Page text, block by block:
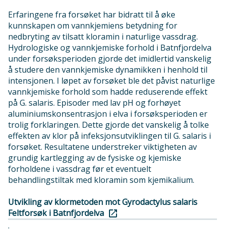
Erfaringene fra forsøket har bidratt til å øke
kunnskapen om vannkjemiens betydning for
nedbryting av tilsatt kloramin i naturlige vassdrag.
Hydrologiske og vannkjemiske forhold i Batnfjordelva
under forsøksperioden gjorde det imidlertid vanskelig
å studere den vannkjemiske dynamikken i henhold til
intensjonen. I løpet av forsøket ble det påvist naturlige
vannkjemiske forhold som hadde reduserende effekt
på G. salaris. Episoder med lav pH og forhøyet
aluminiumskonsentrasjon i elva i forsøksperioden er
trolig forklaringen. Dette gjorde det vanskelig å tolke
effekten av klor på infeksjonsutviklingen til G. salaris i
forsøket. Resultatene understreker viktigheten av
grundig kartlegging av de fysiske og kjemiske
forholdene i vassdrag før et eventuelt
behandlingstiltak med kloramin som kjemikalium.
Utvikling av klormetoden mot Gyrodactylus salaris
Feltforsøk i Batnfjordelva
.